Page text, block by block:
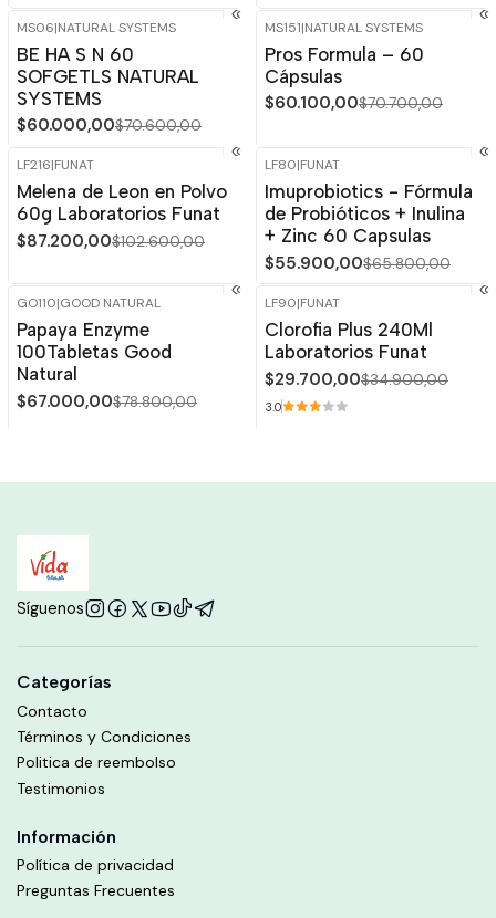
-15% OFF
MS06|NATURAL SYSTEMS
BE HA S N 60
SOFGETLS NATURAL
SYSTEMS
$60.000,00$70.600,00
-15% OFF
MS151|NATURAL SYSTEMS
Pros Formula – 60
Cápsulas
$60.100,00$70.700,00
-15%
LF216|FUNAT
Melena de Leon en Polvo
60g Laboratorios Funat
$87.200,00$102.600,00
-15%
LF80|FUNAT
Imuprobiotics - Fórmula
de Probióticos + Inulina
+ Zinc 60 Capsulas
$55.900,00$65.800,00
-15%
GO110|GOOD NATURAL
Papaya Enzyme
100Tabletas Good
Natural
$67.000,00$78.800,00
-15%
LF90|FUNAT
Clorofia Plus 240Ml
Laboratorios Funat
$29.700,00$34.900,00
3.0
Síguenos
Categorías
Contacto
Términos y Condiciones
Politica de reembolso
Testimonios
Información
Política de privacidad
Preguntas Frecuentes